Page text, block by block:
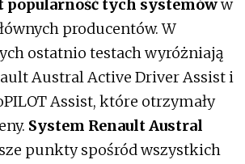
popularność tych systemóww
producentów. W
ostatnio testach wyróżniają
Austral Active Driver Assist i
Assist, które otrzymały
System Renault Austral
punkty spośród wszystkich